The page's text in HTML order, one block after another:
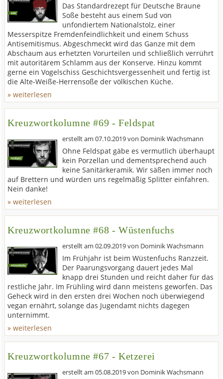
Das Standardrezept für Deutsche Braune
Soße besteht aus einem Sud von
unfondiertem Nationalstolz, einer
Messerspitze Fremdenfeindlichkeit und einem Schuss
Antisemitismus. Abgeschmeckt wird das Ganze mit dem
Abschaum aus erhetzten Vorurteilen und schließlich verrührt
mit autoritärem Schlamm aus der Konserve. Hinzu kommt
gerne ein Vogelschiss Geschichtsvergessenheit und fertig ist
die Alte-Weiße-Herrensoße der völkischen Küche.
» weiterlesen
Kreuzwortkolumne #69 - Feldspat
erstellt am07.10.2019von Dominik Wachsmann
Ohne Feldspat gäbe es vermutlich überhaupt
kein Porzellan und dementsprechend auch
keine Sanitärkeramik. Wir säßen immer noch
auf Brettern und würden uns regelmäßig Splitter einfahren.
Nein danke!
» weiterlesen
Kreuzwortkolumne #68 - Wüstenfuchs
erstellt am02.09.2019von Dominik Wachsmann
Im Frühjahr ist beim Wüstenfuchs Ranzzeit.
Der Paarungsvorgang dauert jedes Mal
knapp drei Stunden und reicht daher für das
restliche Jahr. Im Frühling wird dann meistens geworfen. Das
Geheck wird in den ersten drei Wochen noch überwiegend
vegan ernährt, solange das Jugendamt nichts dagegen
unternimmt.
» weiterlesen
Kreuzwortkolumne #67 - Ketzerei
erstellt am05.08.2019von Dominik Wachsmann